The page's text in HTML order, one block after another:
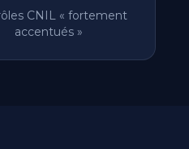
CNIL « fortement
accentués »